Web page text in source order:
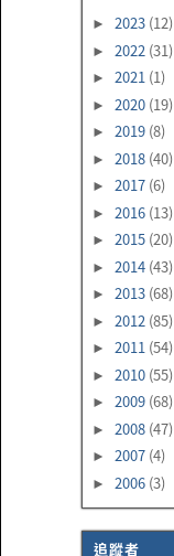
► 2023 (12)
► 2022 (31)
► 2021 (1)
► 2020 (19)
► 2019 (8)
► 2018 (40)
► 2017 (6)
► 2016 (13)
► 2015 (20)
► 2014 (43)
► 2013 (68)
► 2012 (85)
► 2011 (54)
► 2010 (55)
► 2009 (68)
► 2008 (47)
► 2007 (4)
► 2006 (3)
追蹤者